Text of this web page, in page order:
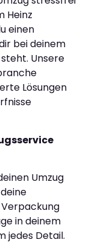
Heinz
einen
bei deinem
Unsere
Lösungen
Umzug
in deinem
jedes Detail.